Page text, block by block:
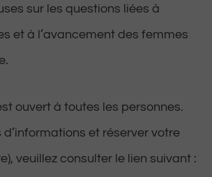
sur les questions liées à
et à l’avancement des femmes
ouvert à toutes les personnes.
d’informations et réserver votre
veuillez consulter le lien suivant :